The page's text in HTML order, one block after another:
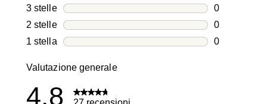
6
3 stellestelle
0
0
2 stellestelle
0
0
1 stellastelle
0
Valutazione generale
4.8